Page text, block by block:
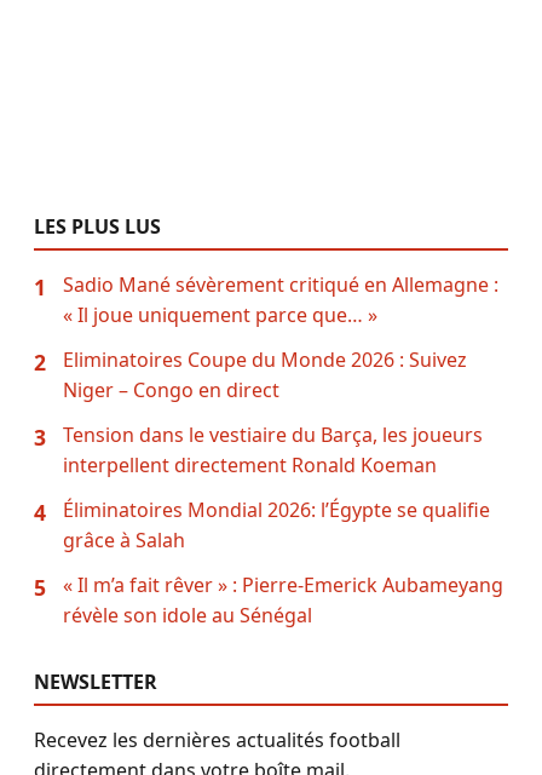
LES PLUS LUS
1
Sadio Mané sévèrement critiqué en Allemagne :
« Il joue uniquement parce que… »
2
Eliminatoires Coupe du Monde 2026 : Suivez
Niger – Congo en direct
3
Tension dans le vestiaire du Barça, les joueurs
interpellent directement Ronald Koeman
4
Éliminatoires Mondial 2026: l’Égypte se qualifie
grâce à Salah
5
« Il m’a fait rêver » : Pierre-Emerick Aubameyang
révèle son idole au Sénégal
NEWSLETTER
Recevez les dernières actualités football